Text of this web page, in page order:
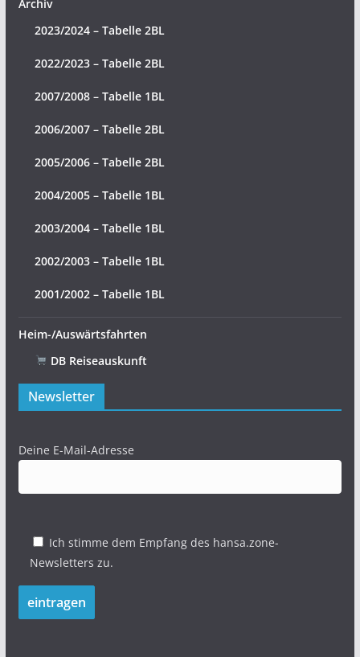
Archiv
2023/2024 – Tabelle 2BL
2022/2023 – Tabelle 2BL
2007/2008 – Tabelle 1BL
2006/2007 – Tabelle 2BL
2005/2006 – Tabelle 2BL
2004/2005 – Tabelle 1BL
2003/2004 – Tabelle 1BL
2002/2003 – Tabelle 1BL
2001/2002 – Tabelle 1BL
Heim-/Auswärtsfahrten
DB Reiseauskunft
Newsletter
Deine E-Mail-Adresse
Ich stimme dem Empfang des hansa.zone-
Newsletters zu.